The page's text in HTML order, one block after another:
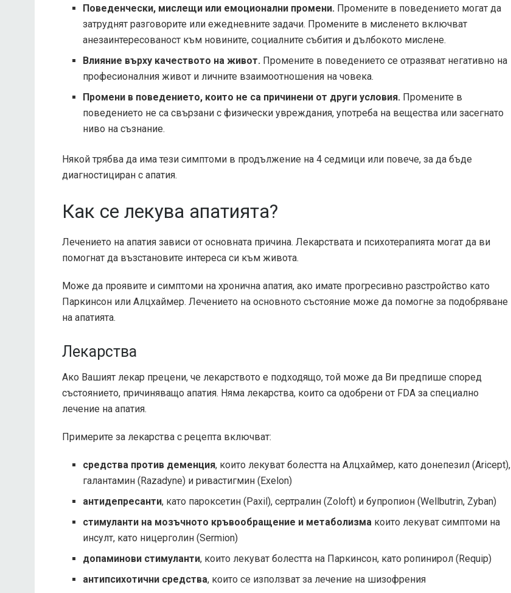
Поведенчески, мислещи или емоционални промени. Промените в поведението могат да
затруднят разговорите или ежедневните задачи. Промените в мисленето включват
aнезаинтересованост към новините, социалните събития и дълбокото мислене.
Влияние върху качеството на живот. Промените в поведението се отразяват негативно на
професионалния живот и личните взаимоотношения на човека.
Промени в поведението, които не са причинени от други условия. Промените в
поведението не са свързани с физически увреждания, употреба на вещества или засегнато
ниво на съзнание.
Някой трябва да има тези симптоми в продължение на 4 седмици или повече, за да бъде
диагностициран с апатия.
Как се лекува апатията?
Лечението на апатия зависи от основната причина. Лекарствата и психотерапията могат да ви
помогнат да възстановите интереса си към живота.
Може да проявите и симптоми на хронична апатия, ако имате прогресивно разстройство като
Паркинсон или Алцхаймер. Лечението на основното състояние може да помогне за подобряване
на апатията.
Лекарства
Ако Вашият лекар прецени, че лекарството е подходящо, той може да Ви предпише според
състоянието, причиняващо апатия. Няма лекарства, които са одобрени от FDA за специално
лечение на апатия.
Примерите за лекарства с рецепта включват:
средства против деменция, които лекуват болестта на Алцхаймер, като донепезил (Aricept),
галантамин (Razadyne) и ривастигмин (Exelon)
антидепресанти, като пароксетин (Paxil), сертралин (Zoloft) и бупропион (Wellbutrin, Zyban)
стимуланти на мозъчното кръвообращение и метаболизма които лекуват симптоми на
инсулт, като ницерголин (Sermion)
допаминови стимуланти, които лекуват болестта на Паркинсон, като ропинирол (Requip)
антипсихотични средства, които се използват за лечение на шизофрения